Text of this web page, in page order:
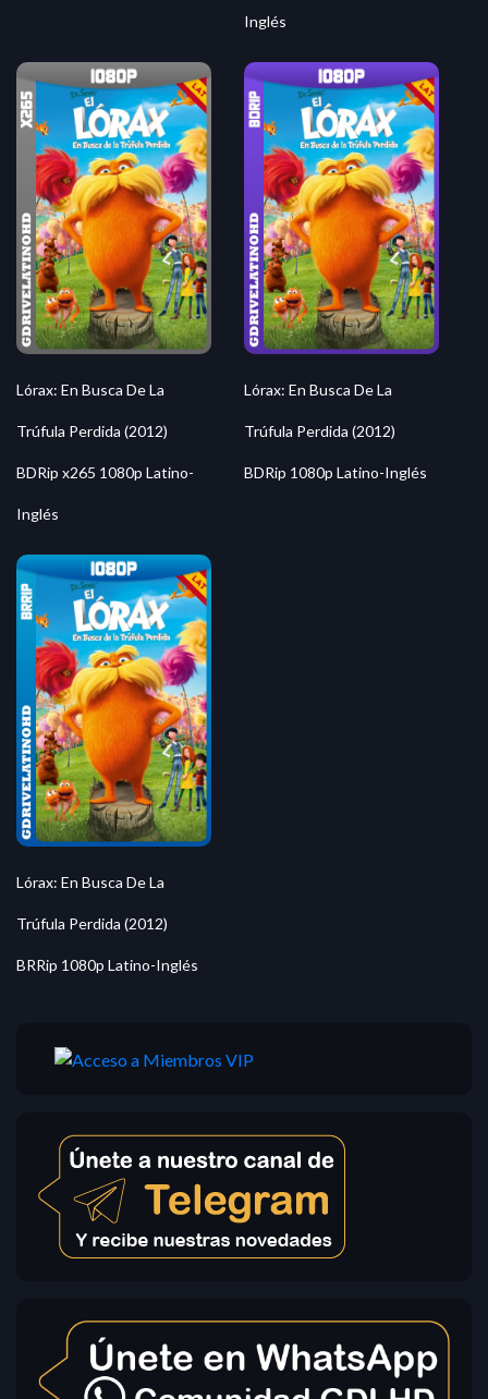
Inglés
Lórax: En Busca De La
Trúfula Perdida (2012)
BDRip x265 1080p Latino-
Inglés
Lórax: En Busca De La
Trúfula Perdida (2012)
BDRip 1080p Latino-Inglés
Lórax: En Busca De La
Trúfula Perdida (2012)
BRRip 1080p Latino-Inglés